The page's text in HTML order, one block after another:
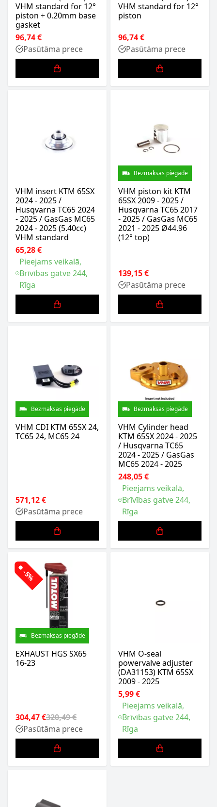
VHM standard for 12°
piston + 0.20mm base
gasket
96,74 €
Pasūtāma prece
VHM standard for 12°
piston
96,74 €
Pasūtāma prece
VHM insert KTM 65SX
2024 - 2025 /
Husqvarna TC65 2024
- 2025 / GasGas MC65
2024 - 2025 (5.40cc)
VHM standard
65,28 €
Pieejams veikalā,
Brīvības gatve 244,
Rīga
Bezmaksas piegāde
VHM piston kit KTM
65SX 2009 - 2025 /
Husqvarna TC65 2017
- 2025 / GasGas MC65
2021 - 2025 Ø44.96
(12° top)
139,15 €
Pasūtāma prece
Bezmaksas piegāde
VHM CDI KTM 65SX 24,
TC65 24, MC65 24
571,12 €
Pasūtāma prece
Bezmaksas piegāde
VHM Cylinder head
KTM 65SX 2024 - 2025
/ Husqvarna TC65
2024 - 2025 / GasGas
MC65 2024 - 2025
248,05 €
Pieejams veikalā,
Brīvības gatve 244,
Rīga
-5%
Bezmaksas piegāde
EXHAUST HGS SX65
16-23
304,47 €320,49 €
Pasūtāma prece
VHM O-seal
powervalve adjuster
(DA31153) KTM 65SX
2009 - 2025
5,99 €
Pieejams veikalā,
Brīvības gatve 244,
Rīga